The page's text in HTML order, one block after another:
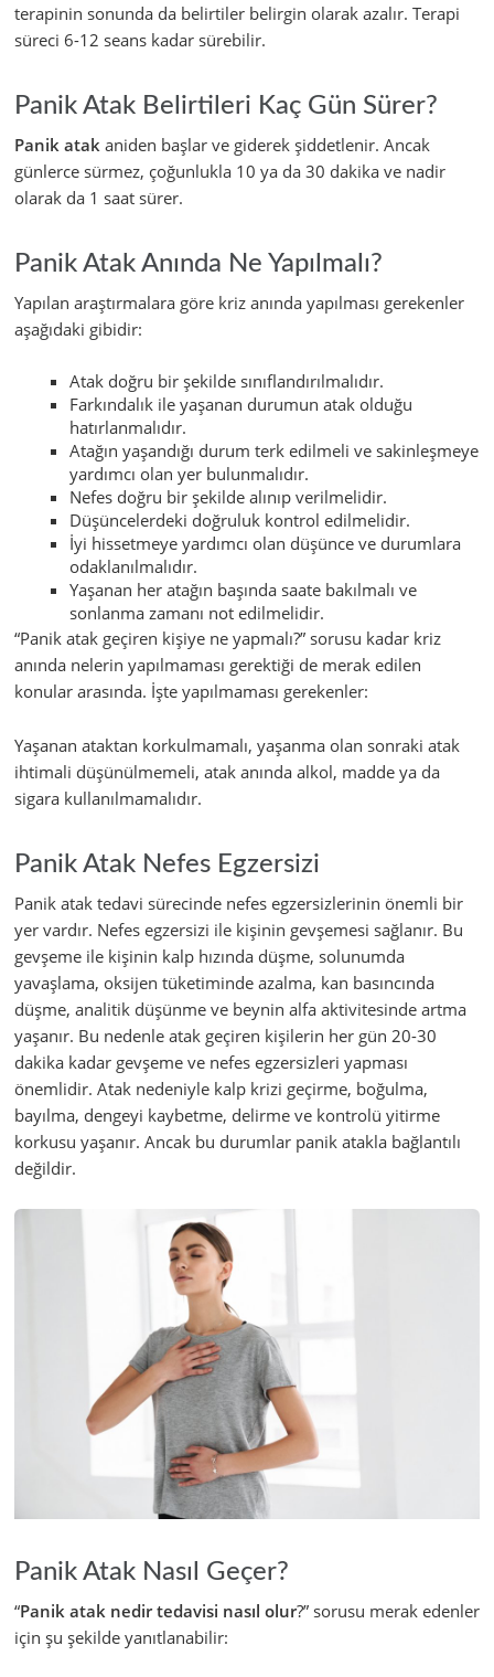
terapinin sonunda da belirtiler belirgin olarak azalır. Terapi
süreci 6-12 seans kadar sürebilir.
Panik Atak Belirtileri Kaç Gün Sürer?
Panik atak aniden başlar ve giderek şiddetlenir. Ancak
günlerce sürmez, çoğunlukla 10 ya da 30 dakika ve nadir
olarak da 1 saat sürer.
Panik Atak Anında Ne Yapılmalı?
Yapılan araştırmalara göre kriz anında yapılması gerekenler
aşağıdaki gibidir:
Atak doğru bir şekilde sınıflandırılmalıdır.
Farkındalık ile yaşanan durumun atak olduğu
hatırlanmalıdır.
Atağın yaşandığı durum terk edilmeli ve sakinleşmeye
yardımcı olan yer bulunmalıdır.
Nefes doğru bir şekilde alınıp verilmelidir.
Düşüncelerdeki doğruluk kontrol edilmelidir.
İyi hissetmeye yardımcı olan düşünce ve durumlara
odaklanılmalıdır.
Yaşanan her atağın başında saate bakılmalı ve
sonlanma zamanı not edilmelidir.
“Panik atak geçiren kişiye ne yapmalı?” sorusu kadar kriz
anında nelerin yapılmaması gerektiği de merak edilen
konular arasında. İşte yapılmaması gerekenler:
Yaşanan ataktan korkulmamalı, yaşanma olan sonraki atak
ihtimali düşünülmemeli, atak anında alkol, madde ya da
sigara kullanılmamalıdır.
Panik Atak Nefes Egzersizi
Panik atak tedavi sürecinde nefes egzersizlerinin önemli bir
yer vardır. Nefes egzersizi ile kişinin gevşemesi sağlanır. Bu
gevşeme ile kişinin kalp hızında düşme, solunumda
yavaşlama, oksijen tüketiminde azalma, kan basıncında
düşme, analitik düşünme ve beynin alfa aktivitesinde artma
yaşanır. Bu nedenle atak geçiren kişilerin her gün 20-30
dakika kadar gevşeme ve nefes egzersizleri yapması
önemlidir. Atak nedeniyle kalp krizi geçirme, boğulma,
bayılma, dengeyi kaybetme, delirme ve kontrolü yitirme
korkusu yaşanır. Ancak bu durumlar panik atakla bağlantılı
değildir.
Panik Atak Nasıl Geçer?
“Panik atak nedir tedavisi nasıl olur?” sorusu merak edenler
için şu şekilde yanıtlanabilir: